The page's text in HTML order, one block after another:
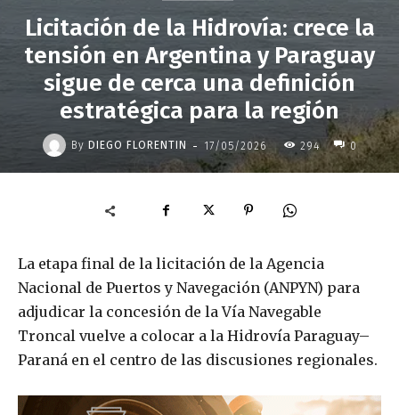
Licitación de la Hidrovía: crece la
tensión en Argentina y Paraguay
sigue de cerca una definición
estratégica para la región
By DIEGO FLORENTIN - 17/05/2026 294 0
La etapa final de la licitación de la Agencia
Nacional de Puertos y Navegación (ANPYN) para
adjudicar la concesión de la Vía Navegable
Troncal vuelve a colocar a la Hidrovía Paraguay–
Paraná en el centro de las discusiones regionales.